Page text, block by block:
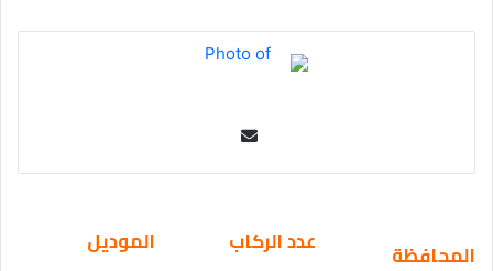
ail
المحافظة عدد الركاب الموديل